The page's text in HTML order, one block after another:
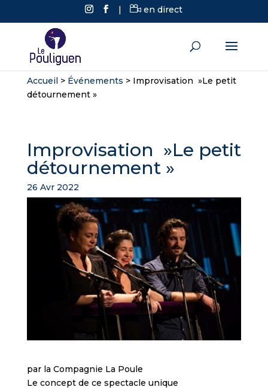
| en direct
Accueil> Événements > Improvisation »Le petit
détournement »
Improvisation »Le petit
détournement »
26 Avr 2022
par la Compagnie La Poule
Le concept de ce spectacle unique